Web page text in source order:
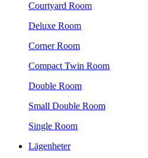
Courtyard Room
Deluxe Room
Corner Room
Compact Twin Room
Double Room
Small Double Room
Single Room
Lägenheter